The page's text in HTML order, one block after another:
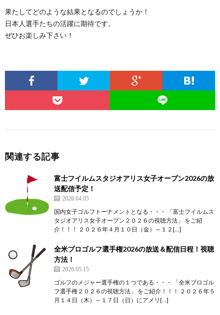
果たしてどのような結果となるのでしょうか！
日本人選手たちの活躍に期待です。
ぜひお楽しみ下さい！
関連する記事
富士フイルムスタジオアリス女子オープン2026の放
送配信予定！
2026.04.05
国内女子ゴルフトーナメントとなる・・・ 「富士フイルムス
タジオアリス女子オープン２０２６の視聴方法」 をご紹
介！！！ ２０２６年４月１０日（金）～１２[…]
全米プロゴルフ選手権2026の放送＆配信日程！視聴
方法！
2026.05.15
ゴルフのメジャー選手権の１つである・・・ 「全米プロゴル
フ選手権２０２６の視聴方法」 をご紹介！！！ ２０２６年５
月１４日（木）～１７日（日）にアメリ[…]